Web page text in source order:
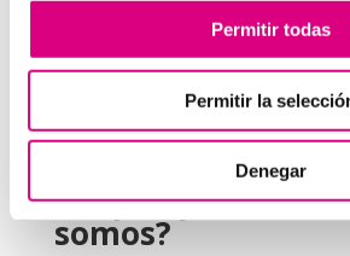
Permitir todas
Permitir la
Denegar
Revisa periódicamente las
que los métodos de autenticación
con el tiempo.
Grupo-System,
somos?